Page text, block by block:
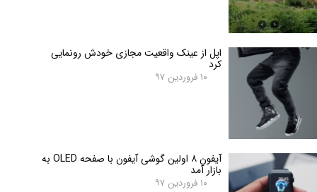
اپل از عینک واقعیت مجازی خودش رونمایی
کرد
۱۰ فروردین ۹۷
آیفون ۸ اولین گوشی آیفون با صفحه OLED‌ به
بازار آمد
۱۰ فروردین ۹۷